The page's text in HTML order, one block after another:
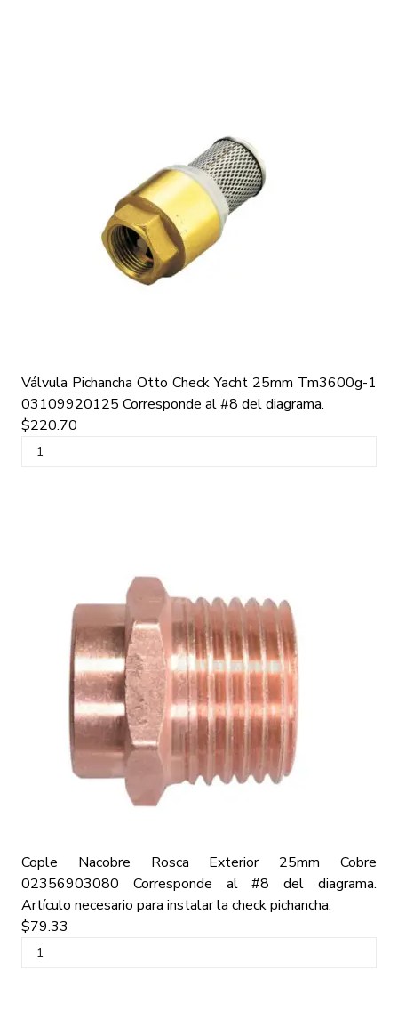
Válvula Pichancha Otto Check Yacht 25mm Tm3600g-1
03109920125 Corresponde al #8 del diagrama.
$220.70
Cople Nacobre Rosca Exterior 25mm Cobre
02356903080
Corresponde al #8 del diagrama.
Artículo necesario para instalar la check pichancha.
$79.33